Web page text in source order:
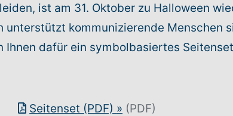
ist am 31. Oktober zu Halloween
unterstützt kommunizierende Menschen
Ihnen dafür ein symbolbasiertes
Seitenset (PDF) » (PDF)